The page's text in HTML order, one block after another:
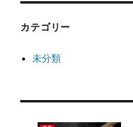
カテゴリー
未分類